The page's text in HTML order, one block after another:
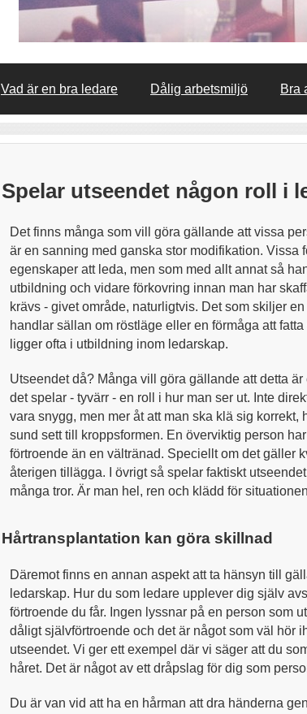
Vad är en bra ledare Dålig arbetsmiljö Bra
Spelar utseendet någon roll i
Det finns många som vill göra gällande att vissa
är en sanning med ganska stor modifikation. Vissa
egenskaper att leda, men som med allt annat så
utbildning och vidare förkovring innan man har
krävs - givet område, naturligtvis. Det som skiljer
handlar sällan om röstläge eller en förmåga att
ligger ofta i utbildning inom ledarskap.
Utseendet då? Många vill göra gällande att detta
det spelar - tyvärr - en roll i hur man ser ut. Inte
vara snygg, men mer åt att man ska klä sig korrekt,
sund sett till kroppsformen. En överviktig person
förtroende än en vältränad. Speciellt om det gäller
återigen tillägga. I övrigt så spelar faktiskt
många tror. Är man hel, ren och klädd för
Hårtransplantation kan göra skillnad
Däremot finns en annan aspekt att ta hänsyn till
ledarskap. Hur du som ledare upplever dig själv
förtroende du får. Ingen lyssnar på en person som
dåligt självförtroende och det är något som väl hör
utseendet. Vi ger ett exempel där vi säger att du
håret. Det är något av ett dråpslag för dig som
Du är van vid att ha en hårman att dra händerna